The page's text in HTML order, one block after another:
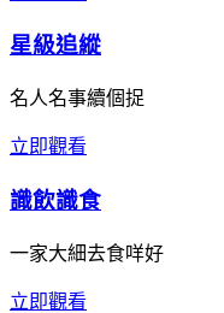
星級追縱
名人名事續個捉
立即觀看
識飲識食
一家大細去食咩好
立即觀看